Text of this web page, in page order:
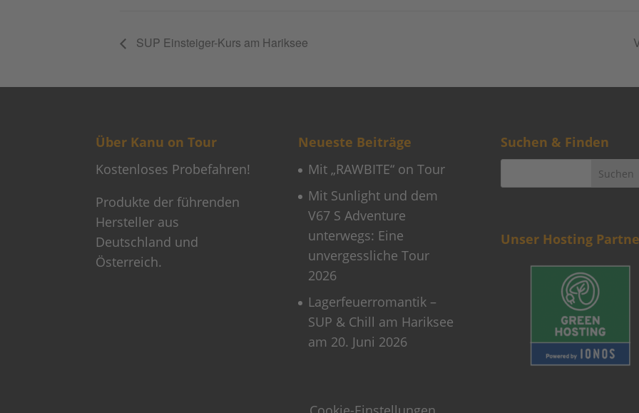
SUP Einsteiger-Kurs am Hariksee
Über Kanu on Tour
Kostenloses Probefahren!
Produkte der führenden
Hersteller aus
Deutschland und
Österreich.
Neueste Beiträge
Mit „RAWBITE“ on Tour
Mit Sunlight und dem
V67 S Adventure
unterwegs: Eine
unvergessliche Tour
2026
Lagerfeuerromantik –
SUP & Chill am Hariksee
am 20. Juni 2026
Suchen & Finden
Unser Hosting